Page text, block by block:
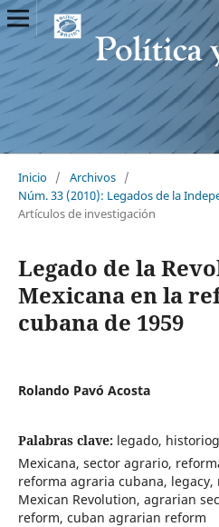
Inicio / Archivos /
Núm. 33 (2010): Legados de la
Artículos de investigación
Legado de la
Mexicana en la
cubana de 1959
Rolando Pavó Acosta
Palabras clave: legado,
Mexicana, sector agrario,
reforma agraria cubana,
Mexican Revolution, agrarian
reform, cuban agrarian reform